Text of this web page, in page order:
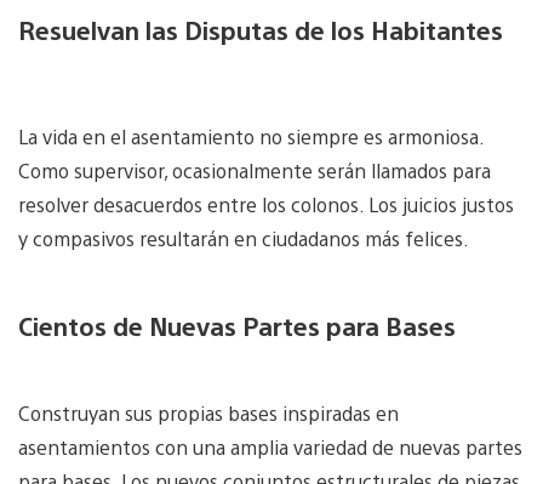
Resuelvan las Disputas de los Habitantes
La vida en el asentamiento no siempre es armoniosa.
Como supervisor, ocasionalmente serán llamados para
resolver desacuerdos entre los colonos. Los juicios justos
y compasivos resultarán en ciudadanos más felices.
Cientos de Nuevas Partes para Bases
Construyan sus propias bases inspiradas en
asentamientos con una amplia variedad de nuevas partes